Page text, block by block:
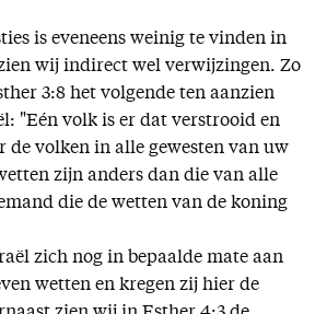
is eveneens weinig te vinden in
wij indirect wel verwijzingen. Zo
3:8 het volgende ten aanzien
"Eén volk is er dat verstrooid en
de volken in alle gewesten van uw
zijn anders dan die van alle
die de wetten van de koning
zich nog in bepaalde mate aan
wetten en kregen zij hier de